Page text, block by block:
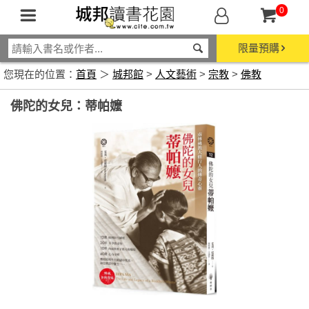
0
限量預購
您現在的位置： 首頁 ＞ 城邦館 > 人文藝術 > 宗教 > 佛教
佛陀的女兒：蒂帕嬤